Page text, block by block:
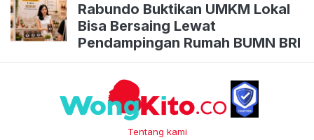
Rabundo Buktikan UMKM Lokal
Bisa Bersaing Lewat
Pendampingan Rumah BUMN BRI
Tentang kami